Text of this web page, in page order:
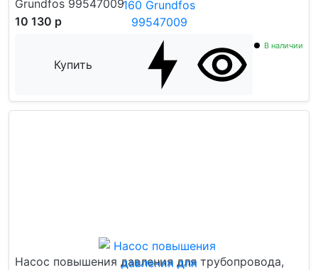
Grundfos 99547009
10 130 р
Купить
В наличии
Насос повышения давления для трубопровода,